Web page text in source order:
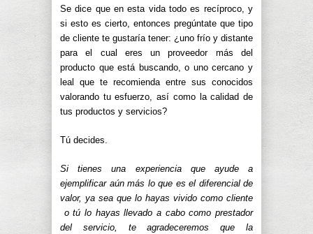
Se dice que en esta vida todo es recíproco, y
si esto es cierto, entonces pregúntate que tipo
de cliente te gustaría tener: ¿uno frío y distante
para el cual eres un proveedor más del
producto que está buscando, o uno cercano y
leal que te recomienda entre sus conocidos
valorando tu esfuerzo, así como la calidad de
tus productos y servicios?
Tú decides.
Si tienes una experiencia que ayude a
ejemplificar aún más lo que es el diferencial de
valor, ya sea que lo hayas vivido como cliente
o tú lo hayas llevado a cabo como prestador
del servicio, te agradeceremos que la